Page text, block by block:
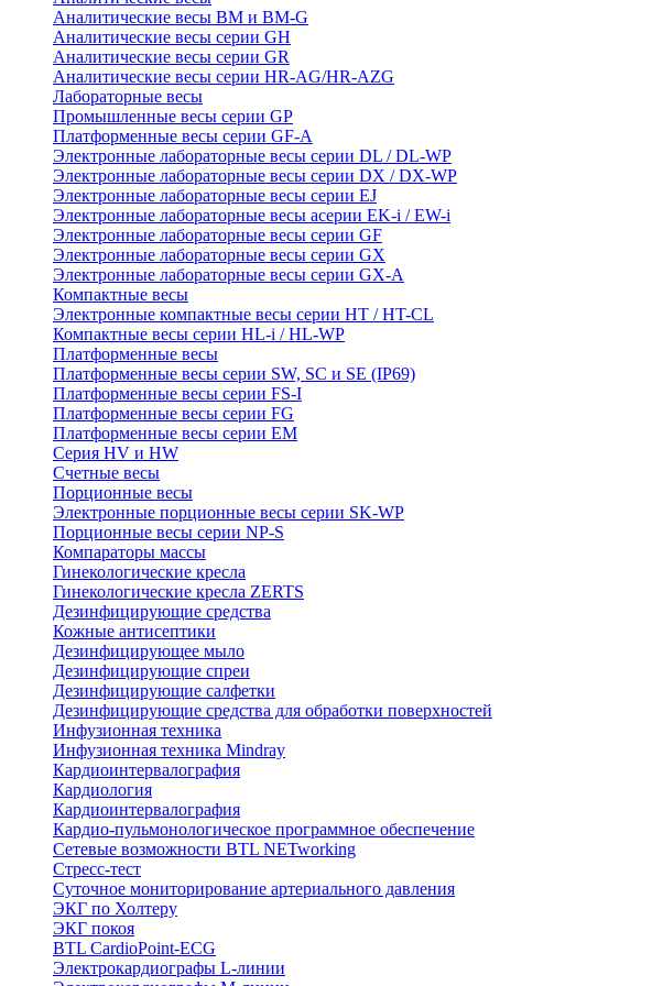
Аналитические весы BM и BM-G
Аналитические весы серии GH
Аналитические весы серии GR
Аналитические весы серии HR-AG/HR-AZG
Лабораторные весы
Промышленные весы серии GP
Платформенные весы серии GF-A
Электронные лабораторные весы серии DL / DL-WP
Электронные лабораторные весы серии DX / DX-WP
Электронные лабораторные весы серии EJ
Электронные лабораторные весы aсерии EK-i / EW-i
Электронные лабораторные весы серии GF
Электронные лабораторные весы серии GX
Электронные лабораторные весы серии GX-A
Компактные весы
Электронные компактные весы серии HT / HT-CL
Компактные весы серии HL-i / HL-WP
Платформенные весы
Платформенные весы серии SW, SC и SE (IP69)
Платформенные весы серии FS-I
Платформенные весы серии FG
Платформенные весы серии EM
Серия HV и HW
Счетные весы
Порционные весы
Электронные порционные весы серии SK-WP
Порционные весы серии NP-S
Компараторы массы
Гинекологические кресла
Гинекологические кресла ZERTS
Дезинфицирующие средства
Кожные антисептики
Дезинфицирующее мыло
Дезинфицирующие спреи
Дезинфицирующие салфетки
Дезинфицирующие средства для обработки поверхностей
Инфузионная техника
Инфузионная техника Mindray
Кардиоинтервалография
Кардиология
Кардиоинтервалография
Кардио-пульмонологическое программное обеспечение
Сетевые возможности BTL NETworking
Стресс-тест
Суточное мониторирование артериального давления
ЭКГ по Холтеру
ЭКГ покоя
BTL CardioPoint-ECG
Электрокардиографы L-линии